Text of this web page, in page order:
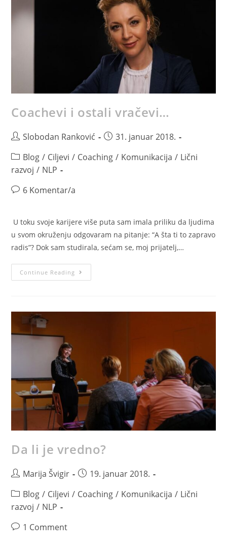
Coachevi i ostali vračevi…
Slobodan Ranković
31. januar 2018.
Blog / Ciljevi / Coaching / Komunikacija / Lični
razvoj / NLP
6 Komentar/a
U toku svoje karijere više puta sam imala priliku da ljudima
u svom okruženju odgovaram na pitanje: “A šta ti to zapravo
radis”? Dok sam studirala, sećam se, moj prijatelj,…
Continue Reading
Da li je vredno?
Marija Švigir
19. januar 2018.
Blog / Ciljevi / Coaching / Komunikacija / Lični
razvoj / NLP
1 Comment